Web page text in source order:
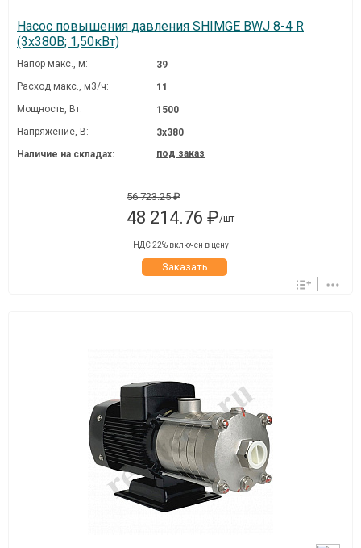
Насос повышения давления SHIMGE BWJ 8-4 R
(3х380В; 1,50кВт)
Напор макс., м:
39
Расход макс., м3/ч:
11
Мощность, Вт:
1500
Напряжение, В:
3х380
Наличие на складах:
под заказ
56 723.25 ₽
48 214.76 ₽/шт
НДС 22% включен в цену
Заказать